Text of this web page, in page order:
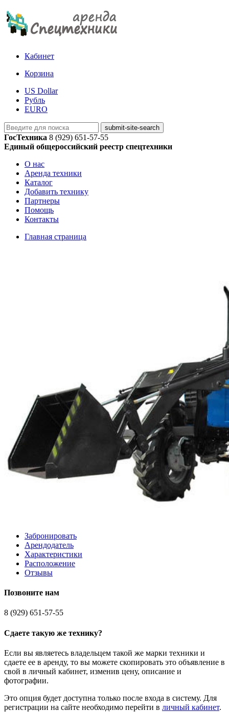
Кабинет
Корзина
US Dollar
Рубль
EURO
ГосТехника 8 (929) 651-57-55
Единый общероссийский реестр спецтехники
О нас
Аренда техники
Каталог
Добавить технику
Партнеры
Помощь
Контакты
Главная страница
Забронировать
Арендодатель
Характеристики
Расположение
Отзывы
Позвоните нам
8 (929) 651-57-55
Сдаете такую же технику?
Если вы являетесь владельцем такой же марки техники и
сдаете ее в аренду, то вы можете скопировать это объявление в
свой в личный кабинет, изменив цену, описание и
фотографии.
Это опция будет доступна только после входа в систему. Для
регистрации на сайте необходимо перейти в личный кабинет.